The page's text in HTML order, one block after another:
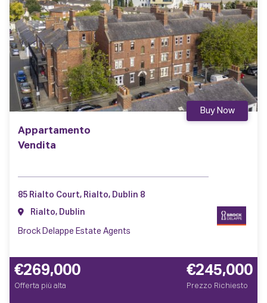
Appartamento
Vendita
Buy Now
85 Rialto Court, Rialto, Dublin 8
Rialto, Dublin
Brock Delappe Estate Agents
€269,000
Offerta più alta
€245,000
Prezzo Richiesto